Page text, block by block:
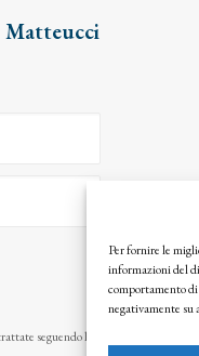
Per fornire le
informazioni del
comportamento
negativamente
seguendo la nostra